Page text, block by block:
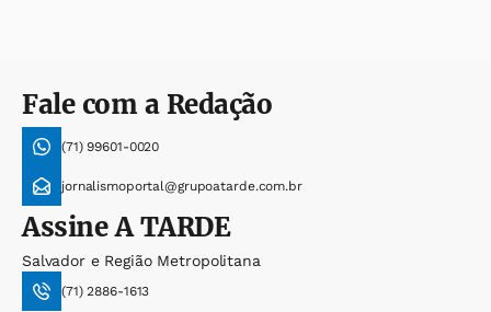
Fale com a Redação
(71) 99601-0020
jornalismoportal@grupoatarde.com.br
AssineA TARDE
Salvador e Região Metropolitana
(71) 2886-1613